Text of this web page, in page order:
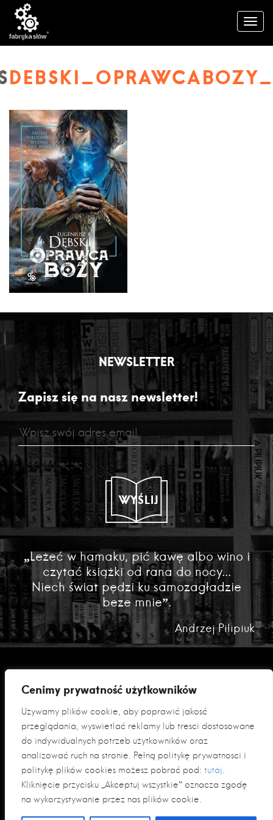
Cenimy prywatność użytkowników
Używamy plików cookie, aby poprawić jakość
przeglądania, wyświetlać reklamy lub treści dostosowane
do indywidualnych potrzeb użytkowników oraz
analizować ruch na stronie. Pełną politykę prywatności i
politykę plików cookies możesz pobrać pod: tutaj.
Kliknięcie przycisku „Akceptuj wszystkie” oznacza zgodę
na wykorzystywanie przez nas plików cookie.
NEWSLETTER
Zapisz się na nasz newsletter!
WYŚLIJ
„Leżeć w hamaku, pić kawę albo wino i
czytać książki od rana do nocy...
Niech świat pędzi ku samozagładzie
beze mnie”.
Andrzej Pilipiuk
Polityka prywatności
Klauzula informacyjna RODO